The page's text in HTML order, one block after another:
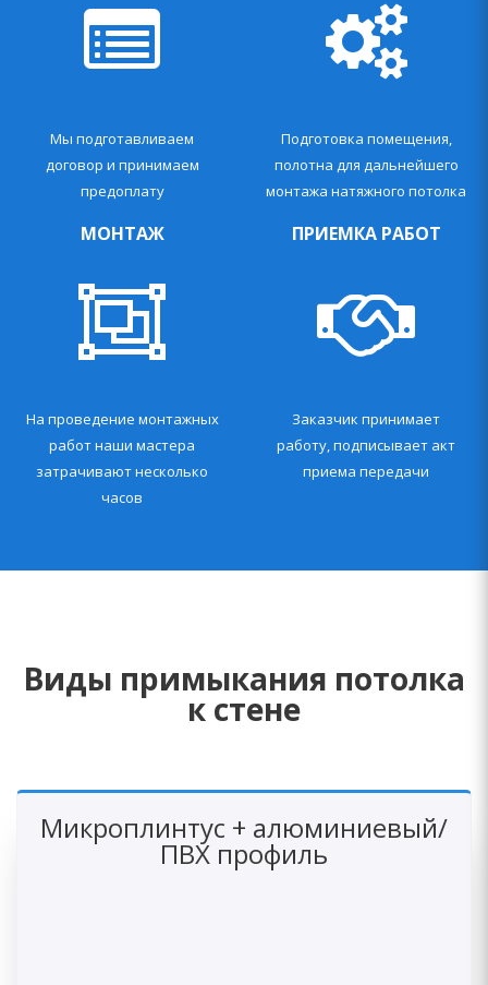
Мы подготавливаем
договор и принимаем
предоплату
Подготовка помещения,
полотна для дальнейшего
монтажа натяжного потолка
МОНТАЖ
На проведение монтажных
работ наши мастера
затрачивают несколько
часов
ПРИЕМКА РАБОТ
Заказчик принимает
работу, подписывает акт
приема передачи
Виды примыкания потолка
к стене
Микроплинтус + алюминиевый/
ПВХ профиль